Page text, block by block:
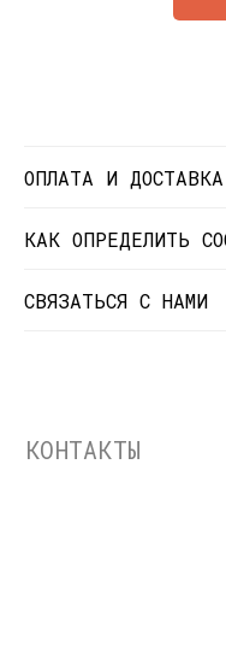
ОПЛАТА И ДОСТАВКА
КАК ОПРЕДЕЛИТЬ
СВЯЗАТЬСЯ С НАМИ
Состояние пластинок